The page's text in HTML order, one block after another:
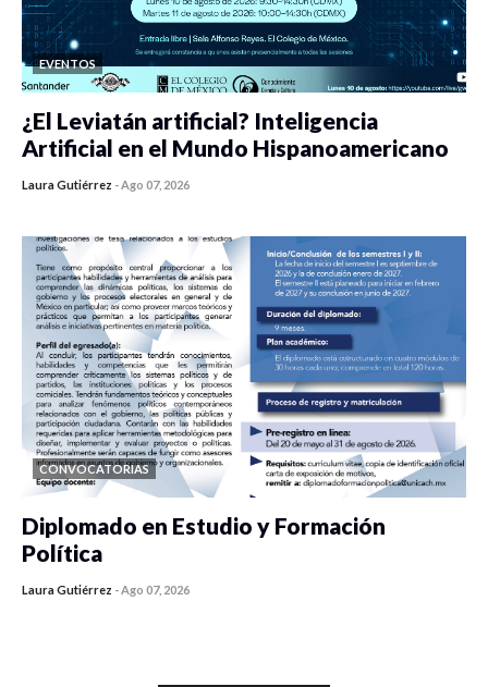
EVENTOS
¿El Leviatán artificial? Inteligencia
Artificial en el Mundo Hispanoamericano
Laura Gutiérrez - Ago 07, 2026
CONVOCATORIAS
Diplomado en Estudio y Formación
Política
Laura Gutiérrez - Ago 07, 2026